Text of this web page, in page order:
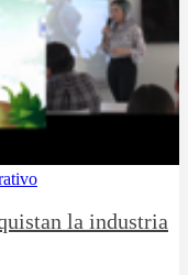
la industria